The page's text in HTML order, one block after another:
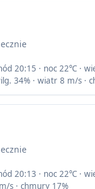
20:15 · noc 22℃ ·
34% · wiatr 8 m/s ·
20:13 · noc 22℃ ·
s · chmury 17%